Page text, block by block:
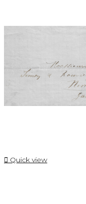
 Quick view